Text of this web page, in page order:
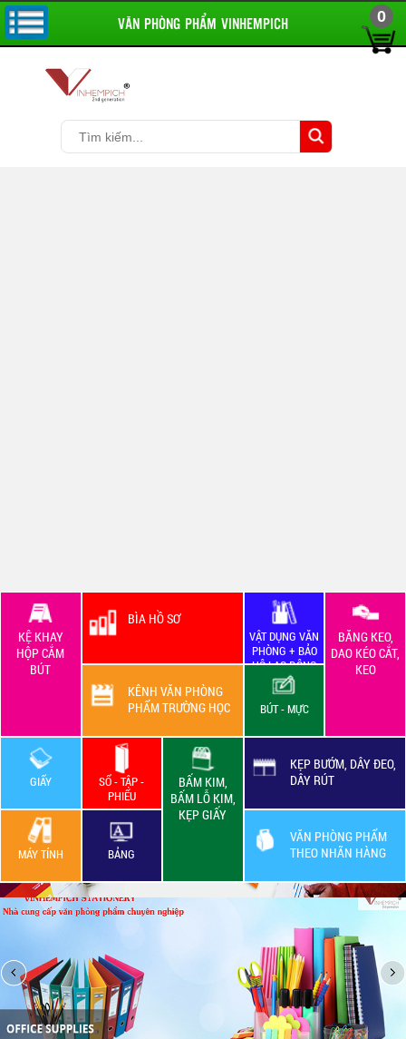
VĂN PHÒNG PHẨM VINHEMPICH
KỆ KHAY
HỘP CẮM
BÚT
BÌA HỒ SƠ
VẬT DỤNG VĂN
PHÒNG + BẢO
HỘ LAO ĐỘNG
BĂNG KEO,
DAO KÉO CẮT,
KEO
KÊNH VĂN PHÒNG
PHẨM TRƯỜNG HỌC
BÚT - MỰC
GIẤY
SỔ - TẬP -
PHIẾU
BẤM KIM,
BẤM LỖ KIM,
KẸP GIẤY
KẸP BƯỚM, DÂY ĐEO,
DÂY RÚT
VĂN PHÒNG PHẨM
THEO NHÃN HÀNG
MÁY TÍNH BẢNG
0